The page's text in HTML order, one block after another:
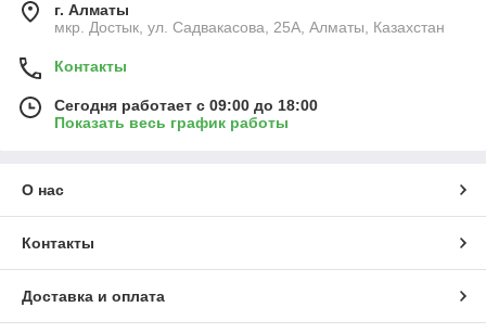
г. Алматы
мкр. Достык, ул. Садвакасова, 25А, Алматы, Казахстан
Контакты
Сегодня работает с 09:00 до 18:00
Показать весь график работы
О нас
Контакты
Доставка и оплата